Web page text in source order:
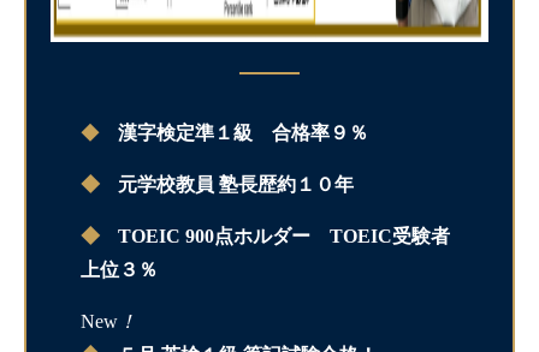
◆ 漢字検定準１級 合格率９％
◆ 元学校教員 塾長歴約１０年
◆
TOEIC 900点ホルダー TOEIC受験者
上位３％
New！